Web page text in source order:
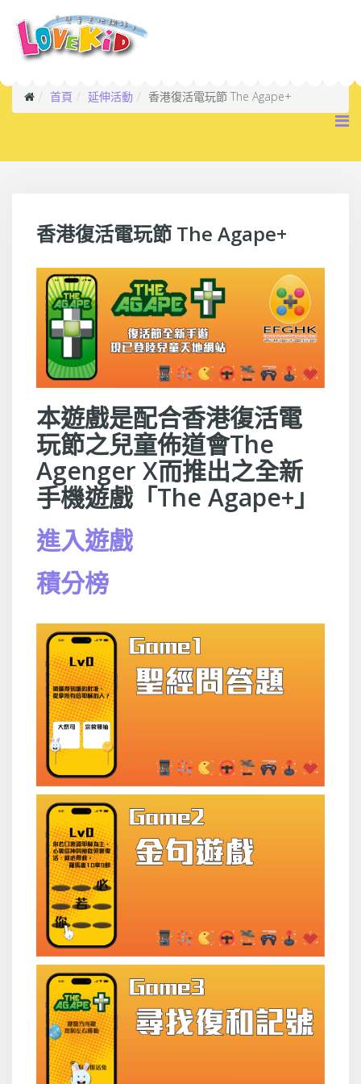
首頁 延伸活動 香港復活電玩節 The Agape+
香港復活電玩節 The Agape+
本遊戲是配合香港復活電
玩節之兒童佈道會The
Agenger X而推出之全新
手機遊戲「The Agape+」
進入遊戲
積分榜